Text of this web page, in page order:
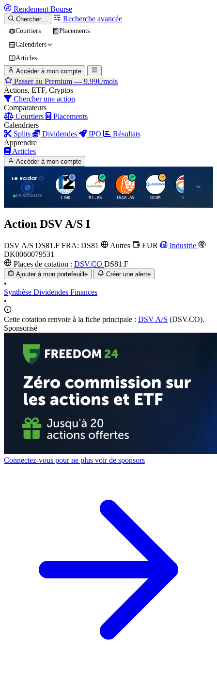
Rendement Bourse
Chercher… Recherche avancée
Courtiers
Placements
Calendriers
Articles
Accéder à mon compte
Passer au Premium — 9.99€/mois
Actions, ETF, Cryptos
Chercher une action
Comparateurs
Courtiers
Placements
Calendriers
Splits
Dividendes IPO
Résultats
Apprendre
Articles
Accéder à mon compte
Le Radar
20 SIGNAUX
T
TTWO
A
MT.AS
I
INGA.AS
Q
QCOM
T
TTE
Action DSV A/S I
DSV A/S DS81.F FRA: DS81 Autres EUR
Industrie
DK0060079531
Places de cotation : DSV.CO DS81.F
Ajouter à mon portefeuille Créer une alerte
•
Synthèse Dividendes Finances
•
Cette cotation renvoie à la fiche principale : DSV A/S (DSV.CO).
Sponsorisé
Connectez-vous pour ne plus voir de sponsors